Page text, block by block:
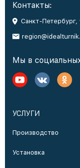
Контакты:
Санкт-Петербург,
Мы в
УСЛУГИ
Производство
Установка